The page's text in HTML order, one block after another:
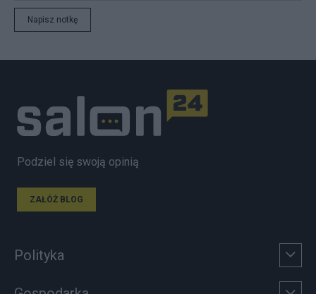
Napisz notkę
Podziel się swoją opinią
ZAŁÓŻ BLOG
Polityka